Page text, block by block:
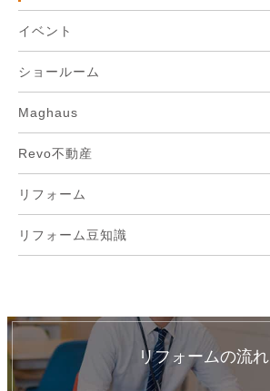
イベント
ショールーム
Maghaus
Revo不動産
リフォーム
リフォーム豆知識
リフォームの流れ